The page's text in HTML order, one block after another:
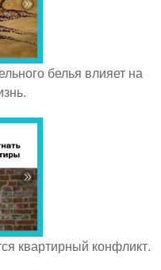
белья влияет на
квартирный конфликт.